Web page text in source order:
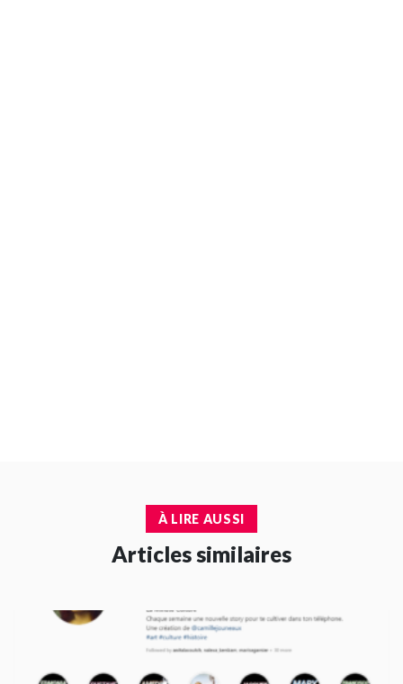
À LIRE AUSSI
Articles similaires